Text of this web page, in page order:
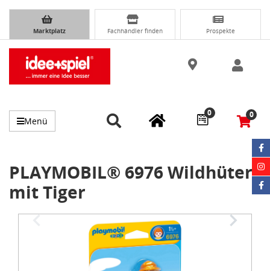
Marktplatz Fachhändler finden Prospekte
Menü
0 0
PLAYMOBIL® 6976 Wildhüter
mit Tiger